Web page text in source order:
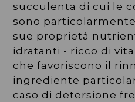
succulenta di cui le
sono
sue proprietà
idratanti - ricco di
che favoriscono il
ingrediente
caso di detersione